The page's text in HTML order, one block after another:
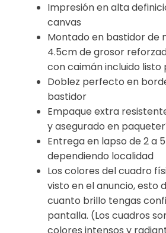
Impresión en alta
canvas
Montado en bastidor de
4.5cm de grosor
con caimán incluido listo
Doblez perfecto en
bastidor
Empaque extra
y asegurado en
Entrega en lapso de 2 a
dependiendo localidad
Los colores del cuadro
visto en el anuncio, esto
cuanto brillo tengas
pantalla. (Los cuadros